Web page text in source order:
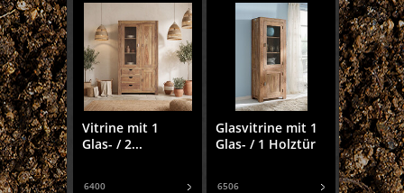
Vitrine mit 1
Glas- / 2...
6400
Glasvitrine mit 1
Glas- / 1 Holztür
6506